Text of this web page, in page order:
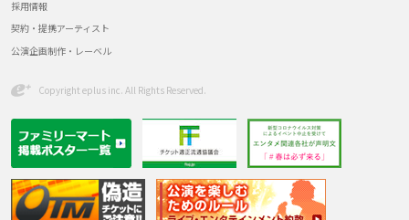
採用情報
契約・提携アーティスト
公演企画制作・レーベル
Copyright eplus inc. All Rights Reserved.